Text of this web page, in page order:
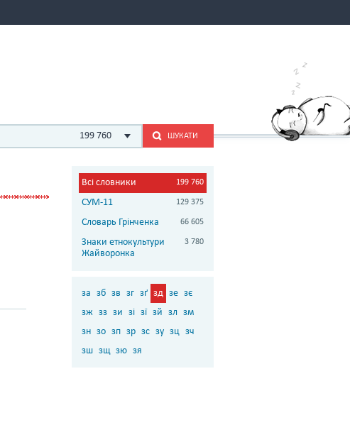
199 760 ШУКАТИ
Всі словники 199 760
СУМ-11 129 375
Словарь Грінченка 66 605
Знаки етнокультури
Жайворонка
3 780
за зб зв зг зґ зд зе зє
зж зз зи зі зї зй зл зм
зн зо зп зр зс зу зц зч
зш зщ зю зя